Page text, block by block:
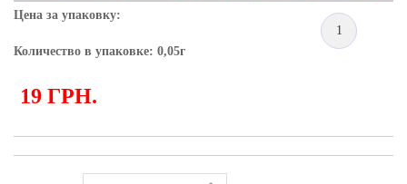
Цена за упаковку:
Количество в упаковке: 0,05г
1
19 ГРН.